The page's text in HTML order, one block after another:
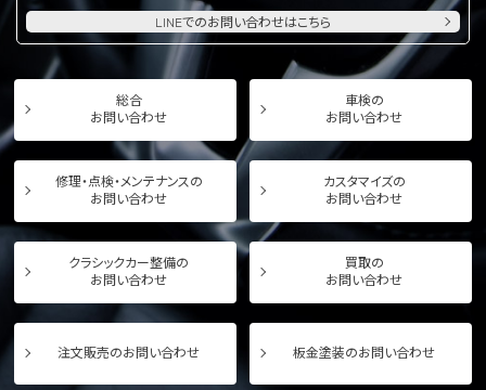
LINEでのお問い合わせはこちら
総合
お問い合わせ
車検の
お問い合わせ
修理・点検・メンテナンスの
お問い合わせ
カスタマイズの
お問い合わせ
クラシックカー整備の
お問い合わせ
買取の
お問い合わせ
注文販売のお問い合わせ 板金塗装のお問い合わせ